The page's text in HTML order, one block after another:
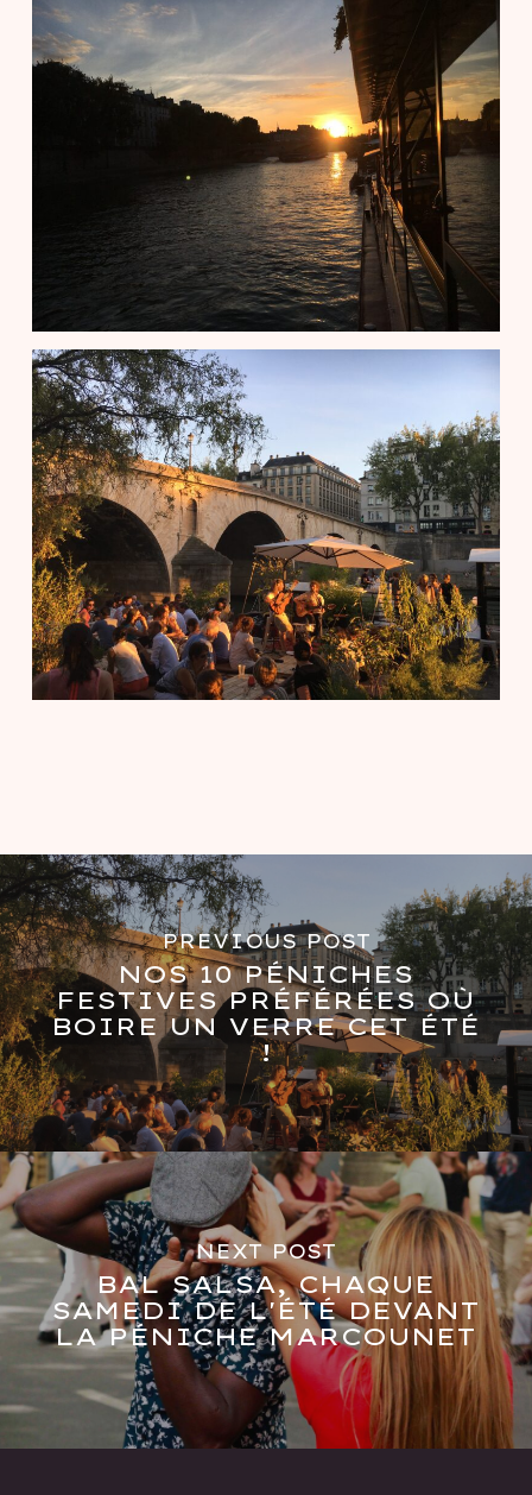
PREVIOUS POST
NOS 10 PÉNICHES
FESTIVES PRÉFÉRÉES OÙ
BOIRE UN VERRE CET ÉTÉ
!
NEXT POST
BAL SALSA, CHAQUE
SAMEDI DE L'ÉTÉ DEVANT
LA PÉNICHE MARCOUNET